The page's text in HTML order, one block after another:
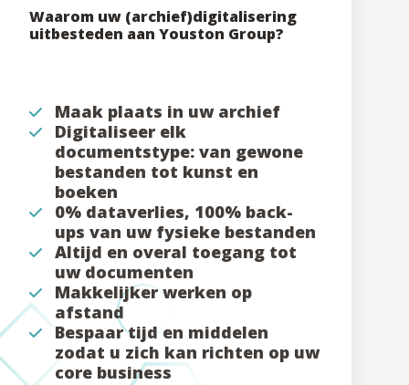
Waarom uw (archief)digitalisering
uitbesteden aan Youston Group?
Maak plaats in uw archief
Digitaliseer elk
documentstype: van gewone
bestanden tot kunst en
boeken
0% dataverlies, 100% back-
ups van uw fysieke bestanden
Altijd en overal toegang tot
uw documenten
Makkelijker werken op
afstand
Bespaar tijd en middelen
zodat u zich kan richten op uw
core business